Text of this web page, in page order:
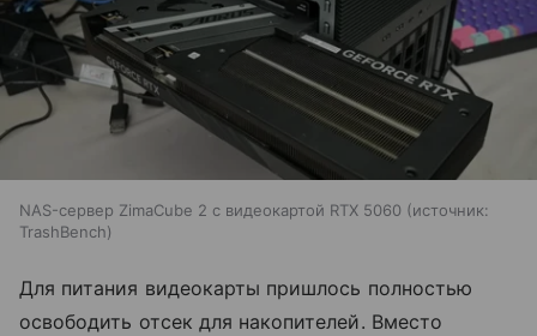
NAS-сервер ZimaCube 2 с видеокартой RTX 5060
источник:
TrashBench
Для питания видеокарты пришлось полностью
освободить отсек для накопителей. Вместо